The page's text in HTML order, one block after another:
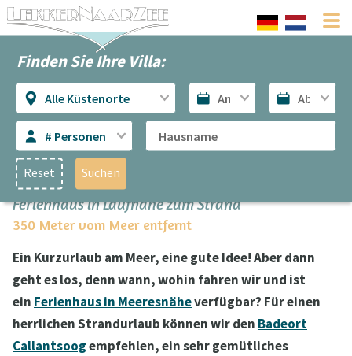
Finden Sie Ihre Villa:
Alle Küstenorte
# Personen
Suchen
Reset
Ferienhaus in Laufnähe zum Strand
350 Meter vom Meer entfernt
Ein Kurzurlaub am Meer, eine gute Idee! Aber dann
geht es los, denn wann, wohin fahren wir und ist
ein Ferienhaus in Meeresnäheverfügbar? Für einen
herrlichen Strandurlaub können wir den Badeort
Callantsoogempfehlen, ein sehr gemütliches